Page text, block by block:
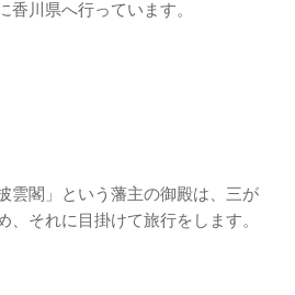
香川県へ行っています。
雲閣」という藩主の御殿は、三が
、それに目掛けて旅行をします。